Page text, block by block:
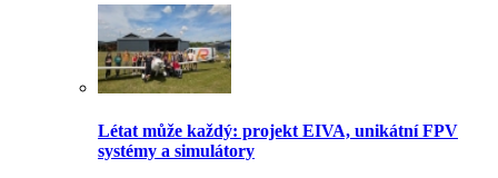
Létat může každý: projekt EIVA, unikátní FPV
systémy a simulátory